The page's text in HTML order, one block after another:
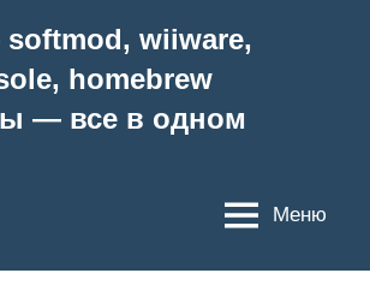
wiiware,
homebrew
— все в одном
Меню